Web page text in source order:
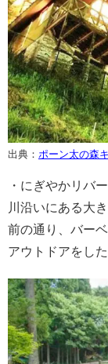
出典： ポーン太の森
・にぎやかリバ
川沿いにある大
前の通り、バー
アウトドアをし